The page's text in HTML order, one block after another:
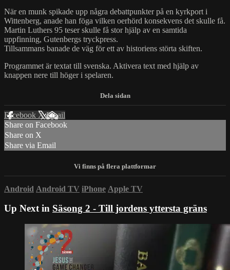
När en munk spikade upp några debattpunkter på en kyrkport i
Wittenberg, anade han föga vilken oerhörd konsekvens det skulle få.
Martin Luthers 95 teser skulle få stor hjälp av en samtida
uppfinning, Gutenbergs tryckpress.
Tillsammans banade de väg för ett av historiens störta skiften.
Programmet är textat till svenska. Aktivera text med hjälp av
knappen nere till höger i spelaren.
Facebook XEmail
Share on Facebook
Share on X
Share via Email
Android Android TV iPhone Apple TV
Up Next in Säsong 2 - Till jordens yttersta gräns